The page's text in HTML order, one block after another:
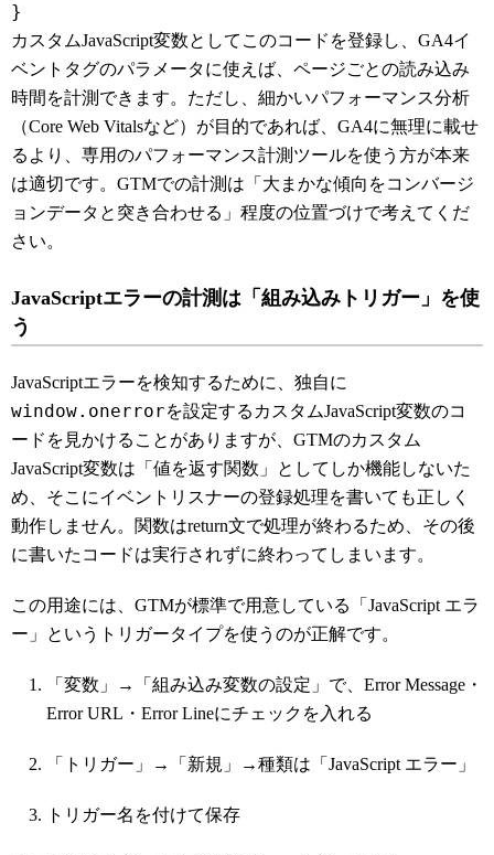
}
カスタムJavaScript変数としてこのコードを登録し、GA4イ
ベントタグのパラメータに使えば、ページごとの読み込み
時間を計測できます。ただし、細かいパフォーマンス分析
（Core Web Vitalsなど）が目的であれば、GA4に無理に載せ
るより、専用のパフォーマンス計測ツールを使う方が本来
は適切です。GTMでの計測は「大まかな傾向をコンバージ
ョンデータと突き合わせる」程度の位置づけで考えてくだ
さい。
JavaScriptエラーの計測は「組み込みトリガー」を使
う
JavaScriptエラーを検知するために、独自に
window.onerrorを設定するカスタムJavaScript変数のコ
ードを見かけることがありますが、GTMのカスタム
JavaScript変数は「値を返す関数」としてしか機能しないた
め、そこにイベントリスナーの登録処理を書いても正しく
動作しません。関数はreturn文で処理が終わるため、その後
に書いたコードは実行されずに終わってしまいます。
この用途には、GTMが標準で用意している「JavaScript エラ
ー」というトリガータイプを使うのが正解です。
「変数」→「組み込み変数の設定」で、Error Message・
Error URL・Error Lineにチェックを入れる
「トリガー」→「新規」→種類は「JavaScript エラー」
トリガー名を付けて保存